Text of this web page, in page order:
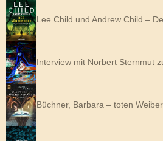
Lee Child und Andrew Child –
Interview mit Norbert Sternmut
Büchner, Barbara – toten